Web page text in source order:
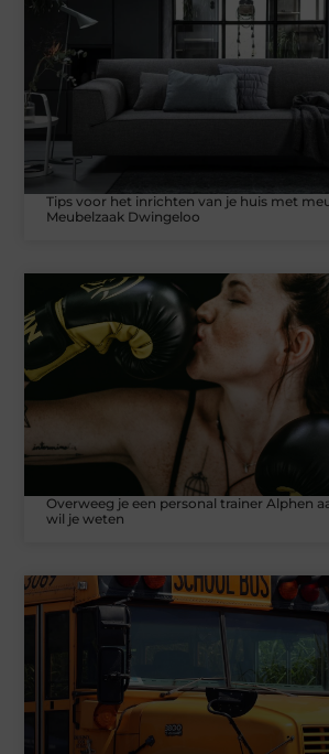
Tips voor het inrichten van je huis met
Meubelzaak Dwingeloo
Overweeg je een personal trainer Alphen
wil je weten